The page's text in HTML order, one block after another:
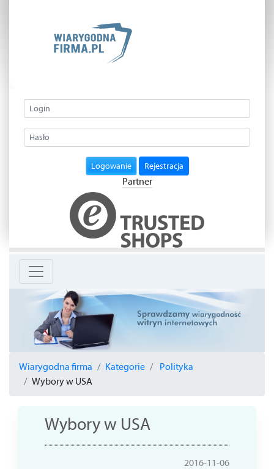
Logowanie Rejestracja
Partner
Wiarygodna firma Kategorie
Polityka
Wybory w USA
Wybory w USA
2016-11-06